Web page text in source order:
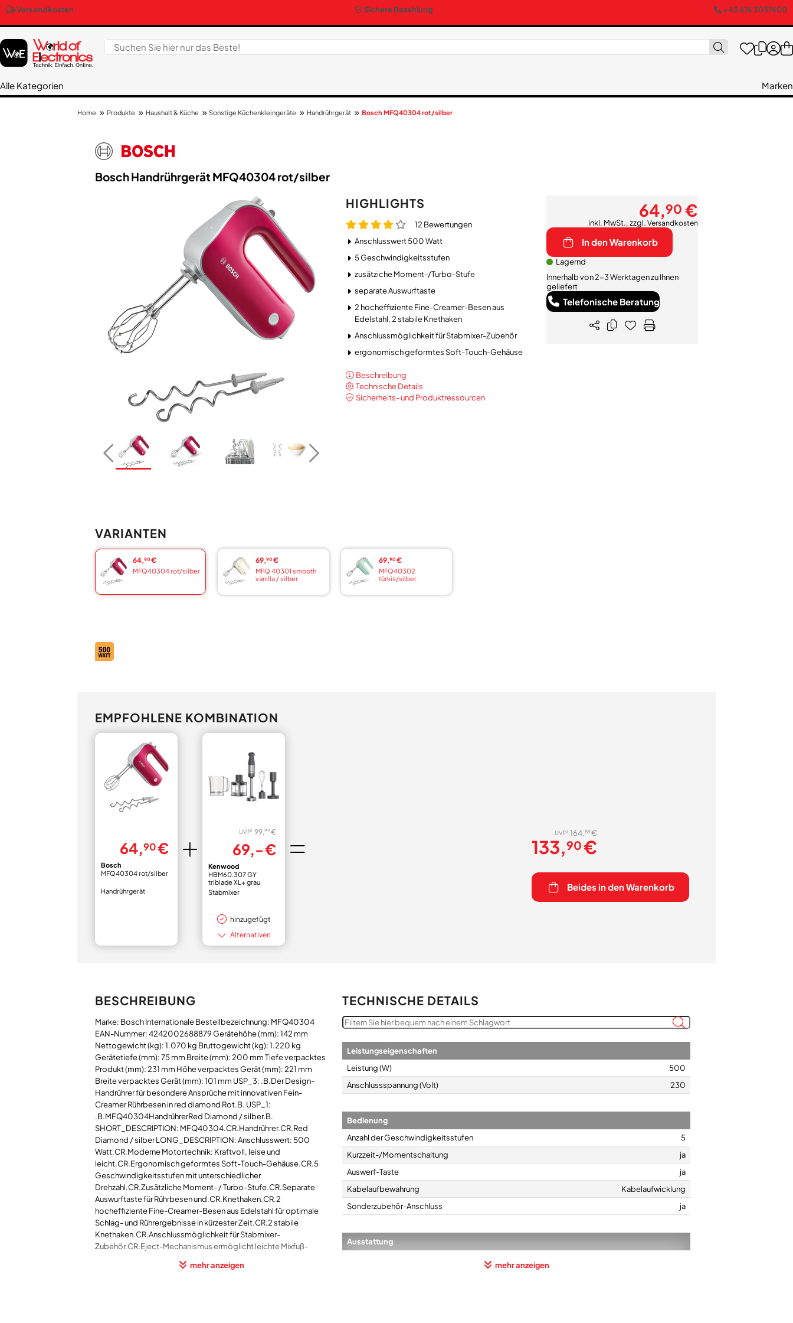
Versandkosten Sichere Bezahlung +43 676 3037600
Alle Kategorien Marken
Home Produkte Haushalt & Küche Sonstige Küchenkleingeräte Handrührgerät Bosch MFQ40304 rot/silber
Bosch Handrührgerät MFQ40304 rot/​silber
HIGHLIGHTS
12 Bewertungen
Anschlusswert 500 Watt
5 Geschwindigkeitsstufen
zusätziche Moment-/Turbo-Stufe
separate Auswurftaste
2 hocheffiziente Fine-Creamer-Besen aus
Edelstahl, 2 stabile Knethaken
Anschlussmöglichkeit für Stabmixer-Zubehör
ergonomisch geformtes Soft-Touch-Gehäuse
Beschreibung
Technische Details
Sicherheits- und Produktressourcen
64,90 €
inkl. MwSt., zzgl. Versandkosten
In den Warenkorb
Lagernd
Innerhalb von 2-3 Werktagen zu Ihnen
geliefert
Telefonische Beratung
VARIANTEN
64,90 €
MFQ40304 rot/silber
69,90 €
MFQ 40301 smooth
vanilla / silber
69,90 €
MFQ40302
türkis/silber
EMPFOHLENE KOMBINATION
64,90€
Bosch
MFQ40304 rot/silber
Handrührgerät
UVP1 99,99 €
69,- €
Kenwood
HBM60.307 GY
triblade XL+ grau
Stabmixer
Alternativen
hinzugefügt
UVP1 164,89€
133,90€
Beides in den Warenkorb
BESCHREIBUNG
Marke: Bosch Internationale Bestellbezeichnung: MFQ40304
EAN-Nummer: 4242002688879 Gerätehöhe (mm): 142 mm
Nettogewicht (kg): 1.070 kg Bruttogewicht (kg): 1.220 kg
Gerätetiefe (mm): 75 mm Breite (mm): 200 mm Tiefe verpacktes
Produkt (mm): 231 mm Höhe verpacktes Gerät (mm): 221 mm
Breite verpacktes Gerät (mm): 101 mm USP_3: .B.Der Design-
Handrührer für besondere Ansprüche mit innovativen Fein-
Creamer Rührbesen in red diamond Rot.B. USP_1:
.B.MFQ40304HandrührerRed Diamond / silber.B.
SHORT_DESCRIPTION: MFQ40304.CR.Handrührer.CR.Red
Diamond / silber LONG_DESCRIPTION: Anschlusswert: 500
Watt.CR.Moderne Motortechnik: Kraftvoll, leise und
leicht.CR.Ergonomisch geformtes Soft-Touch-Gehäuse.CR.5
Geschwindigkeitsstufen mit unterschiedlicher
Drehzahl.CR.Zusätzliche Moment- / Turbo-Stufe.CR.Separate
Auswurftaste für Rührbesen und.CR.Knethaken.CR.2
hocheffiziente Fine-Creamer-Besen aus Edelstahl für optimale
Schlag- und Rührergebnisse in kürzester Zeit.CR.2 stabile
Knethaken.CR.Anschlussmöglichkeit für Stabmixer-
Zubehör.CR.Eject-Mechanismus ermöglicht leichte Mixfuß-
Sachaufnahme: MCSA052901_MFQ40304_def.jpg USP_4:
mehr anzeigen
TECHNISCHE DETAILS
Leistungseigenschaften
Leistung (W)
500
Anschlussspannung (Volt)
230
Bedienung
Anzahl der Geschwindigkeitsstufen
5
Kurzzeit-/Momentschaltung
ja
Auswerf-Taste
ja
Kabelaufbewahrung
Kabelaufwicklung
Sonderzubehör-Anschluss
ja
Ausstattung
mehr anzeigen